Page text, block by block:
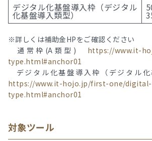
デジタル化基盤導入枠（デジタル
化基盤導入類型）
※詳しくは補助金HPをご確認ください
通常枠(A類型) https://www.it-
type.html#anchor01
デジタル化基盤導入枠（デジタル
https://www.it-hojo.jp/first-one/digital-
type.html#anchor01
対象ツール